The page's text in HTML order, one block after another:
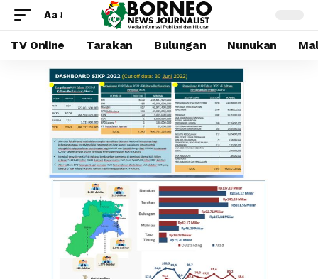
Aa
TV Online Tarakan Bulungan Nunukan